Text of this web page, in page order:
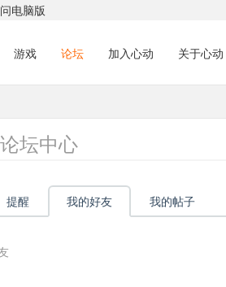
电脑版
游戏 论坛 加入心动 关于心动
坛中心
提醒 我的好友 我的帖子